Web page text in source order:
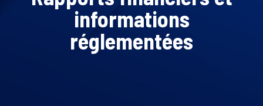
informations
réglementées